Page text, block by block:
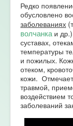
Редко
обусловлено
заболеваниях
волчанкаи
суставах,
температуры
и пожилых.
отеком,
кожи.
травмой,
воздействием
заболеваний